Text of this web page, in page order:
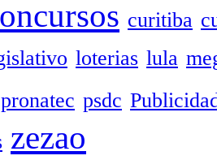
curitiba
loterias lula
pronatec psdc
zezao